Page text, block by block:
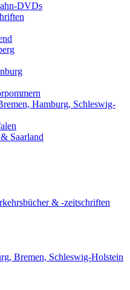
DVDs
Hamburg, Schleswig-
Saarland
& -zeitschriften
Bremen, Schleswig-Holstein